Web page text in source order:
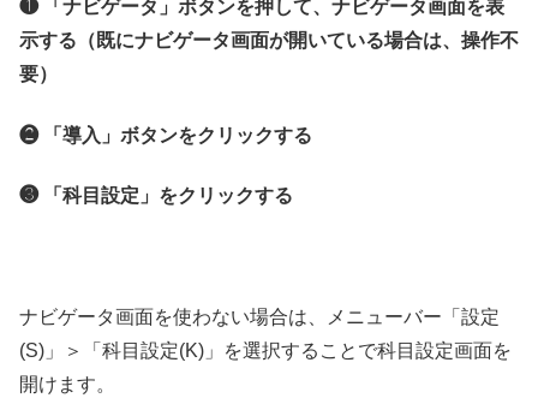
❶ 「ナビゲータ」ボタンを押して、ナビゲータ画面を表
示する（既にナビゲータ画面が開いている場合は、操作不
要）
❷ 「導入」ボタンをクリックする
❸ 「科目設定」をクリックする
ナビゲータ画面を使わない場合は、メニューバー「設定
(S)」＞「科目設定(K)」を選択することで科目設定画面を
開けます。